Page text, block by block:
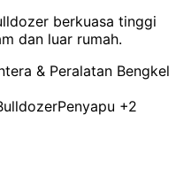
berkuasa tinggi
dan luar rumah.
& Peralatan Bengkel
Penyapu +2